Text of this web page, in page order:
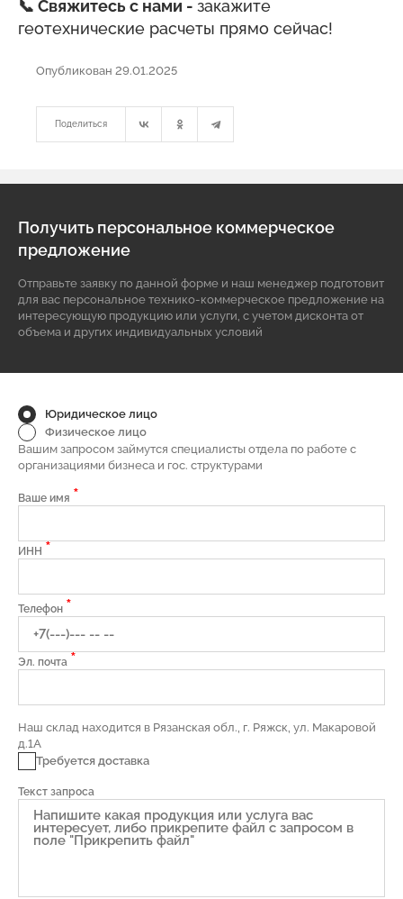
📞 Свяжитесь с нами - закажите
геотехнические расчеты прямо сейчас!
Поделиться
Опубликован 29.01.2025
Получить персональное коммерческое
предложение
Отправьте заявку по данной форме и наш менеджер подготовит
для вас персональное технико-коммерческое предложение на
интересующую продукцию или услуги, с учетом дисконта от
объема и других индивидуальных условий
Юридическое лицо
Физическое лицо
Вашим запросом займутся специалисты отдела по работе с
организациями бизнеса и гос. структурами
Ваше имя *
ИНН *
Телефон *
Эл. почта *
Наш склад находится в Рязанская обл., г. Ряжск, ул. Макаровой
д.1А
Требуется доставка
Текст запроса